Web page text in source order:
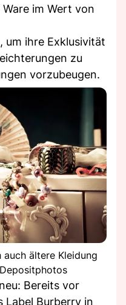
im Wert von
um ihre Exklusivität
zu
vorzubeugen.
ältere Kleidung
Bereits vor
Label Burberry in